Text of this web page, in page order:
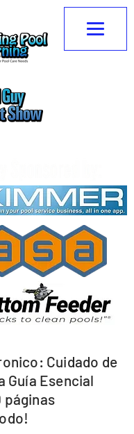
Cuidado de
Guía Esencial
páginas